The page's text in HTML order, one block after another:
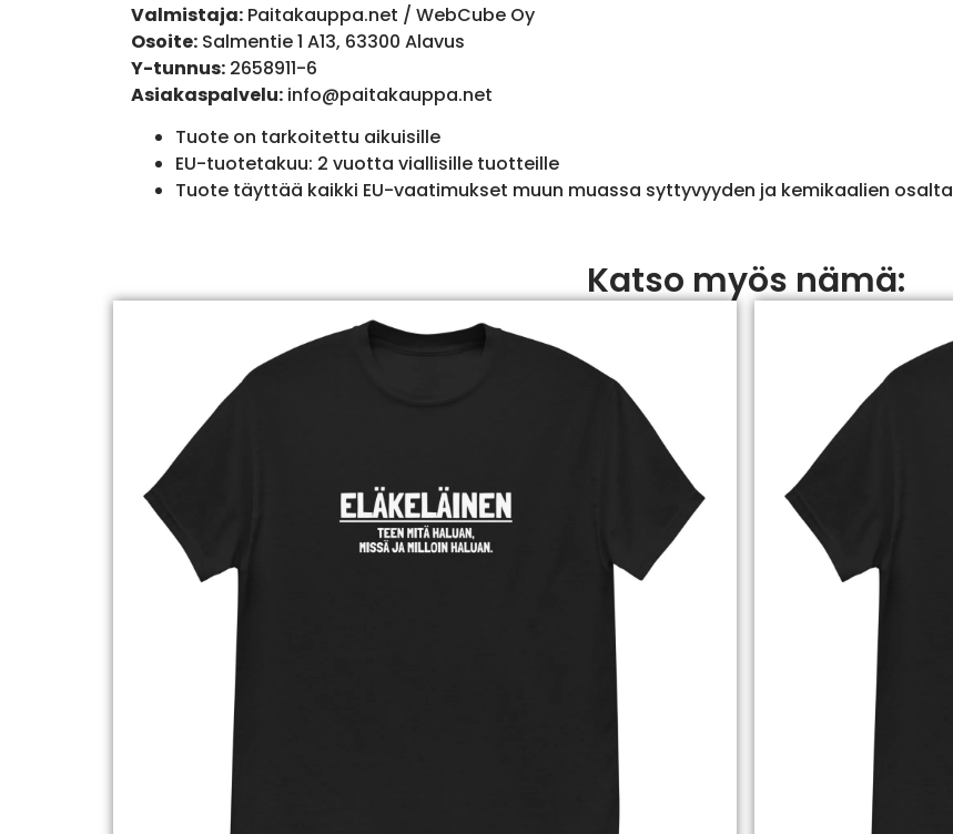
Valmistaja:Paitakauppa.net / WebCube Oy
Osoite:Salmentie 1 A13, 63300 Alavus
Y-tunnus:2658911-6
Asiakaspalvelu: info@paitakauppa.net
Tuote on tarkoitettu aikuisille
EU-tuotetakuu: 2 vuotta viallisille tuotteille
Tuote täyttää kaikki EU-vaatimukset muun muassa syttyvyyden ja kemikaalien osalta
Katso myös nämä: